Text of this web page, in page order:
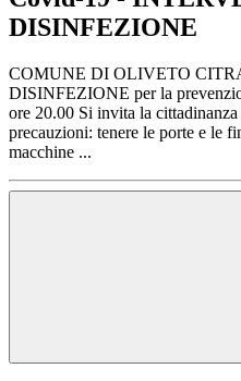
DISINFEZIONE
COMUNE DI OLIVETO
DISINFEZIONE per la
ore 20.00 Si invita la cittadinanza
precauzioni: tenere le porte e le
macchine ...